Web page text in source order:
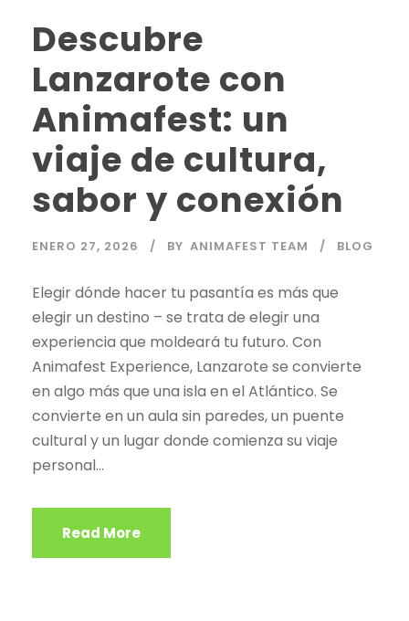
Descubre
Lanzarote con
Animafest: un
viaje de cultura,
sabor y conexión
ENERO 27, 2026 BY ANIMAFEST TEAM BLOG
Elegir dónde hacer tu pasantía es más que
elegir un destino – se trata de elegir una
experiencia que moldeará tu futuro. Con
Animafest Experience, Lanzarote se convierte
en algo más que una isla en el Atlántico. Se
convierte en un aula sin paredes, un puente
cultural y un lugar donde comienza su viaje
personal...
Read More